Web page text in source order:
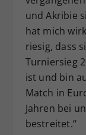
und Akribie
hat mich
riesig, dass
Turniersieg
ist und bin
Match in
Jahren bei
bestreitet.“